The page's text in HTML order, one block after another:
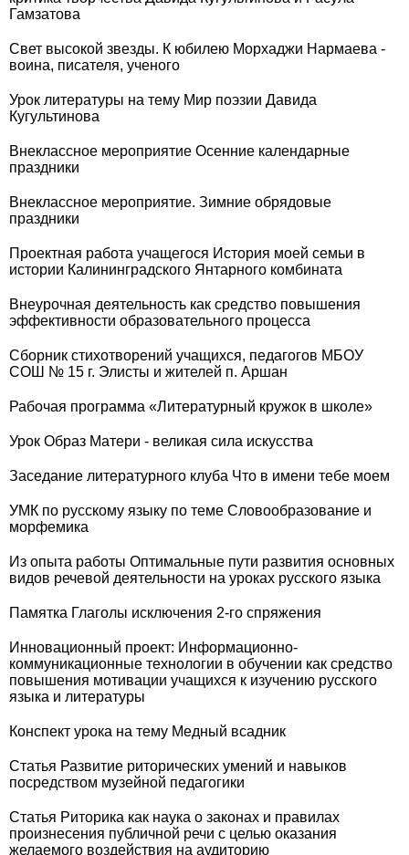
Гамзатова
Свет высокой звезды. К юбилею Морхаджи Нармаева -
воина, писателя, ученого
Урок литературы на тему Мир поэзии Давида
Кугультинова
Внеклассное мероприятие Осенние календарные
праздники
Внеклассное мероприятие. Зимние обрядовые
праздники
Проектная работа учащегося История моей семьи в
истории Калининградского Янтарного комбината
Внеурочная деятельность как средство повышения
эффективности образовательного процесса
Сборник стихотворений учащихся, педагогов МБОУ
СОШ № 15 г. Элисты и жителей п. Аршан
Рабочая программа «Литературный кружок в школе»
Урок Образ Матери - великая сила искусства
Заседание литературного клуба Что в имени тебе моем
УМК по русскому языку по теме Словообразование и
морфемика
Из опыта работы Оптимальные пути развития основных
видов речевой деятельности на уроках русского языка
Памятка Глаголы исключения 2-го спряжения
Инновационный проект: Информационно-
коммуникационные технологии в обучении как средство
повышения мотивации учащихся к изучению русского
языка и литературы
Конспект урока на тему Медный всадник
Статья Развитие риторических умений и навыков
посредством музейной педагогики
Статья Риторика как наука о законах и правилах
произнесения публичной речи с целью оказания
желаемого воздействия на аудиторию